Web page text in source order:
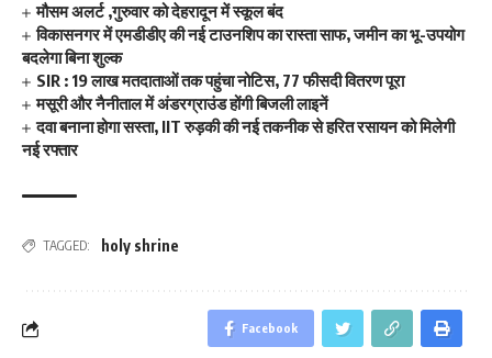
मौसम अलर्ट ,गुरुवार को देहरादून में स्कूल बंद
विकासनगर में एमडीडीए की नई टाउनशिप का रास्ता साफ, जमीन का भू-उपयोग
बदलेगा बिना शुल्क
SIR : 19 लाख मतदाताओं तक पहुंचा नोटिस, 77 फीसदी वितरण पूरा
मसूरी और नैनीताल में अंडरग्राउंड होंगी बिजली लाइनें
दवा बनाना होगा सस्ता, IIT रुड़की की नई तकनीक से हरित रसायन को मिलेगी
नई रफ्तार
TAGGED: holy shrine
Facebook